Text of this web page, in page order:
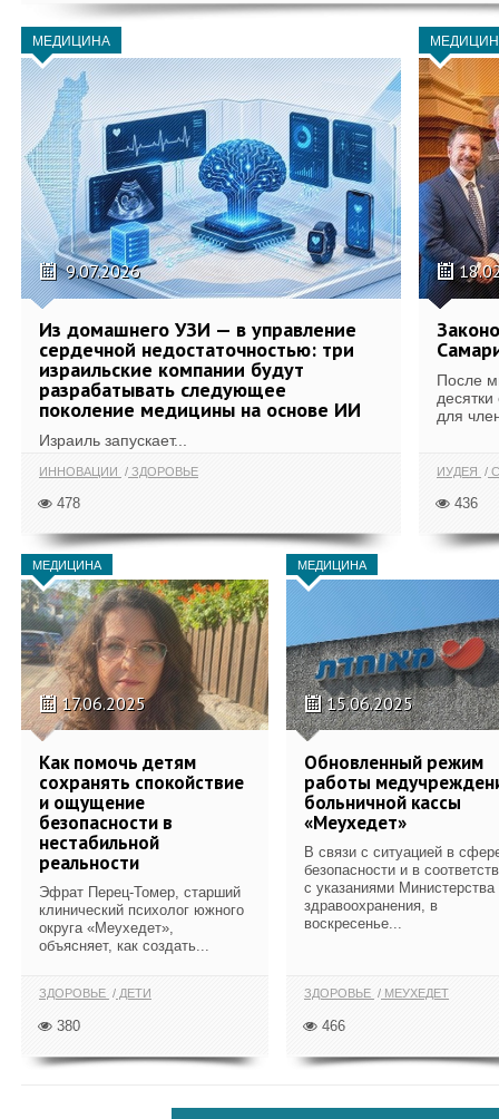
МЕДИЦИНА
9.07.2026
Из домашнего УЗИ — в управление
сердечной недостаточностью: три
израильские компании будут
разрабатывать следующее
поколение медицины на основе ИИ
Израиль запускает...
ИННОВАЦИИ ЗДОРОВЬЕ
478
После
для
ИУДЕЯ
436
МЕДИЦИНА
17.06.2025
Как помочь детям
сохранять спокойствие
и ощущение
безопасности в
нестабильной
реальности
Эфрат Перец-Томер, старший
клинический психолог южного
округа «Меухедет»,
объясняет, как создать...
ЗДОРОВЬЕ ДЕТИ
380
МЕДИЦИНА
15.06.2025
Обновленный режим
работы
больничной кассы
«Меухедет»
В связи с ситуацией в
безопасности и в
с указаниями Министерства
здравоохранения, в
воскресенье...
ЗДОРОВЬЕ МЕУХЕДЕТ
466